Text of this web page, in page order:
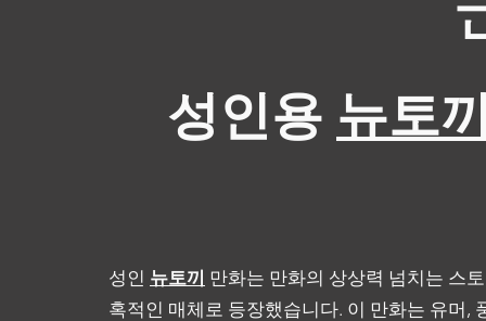
성인용 뉴토
성인 뉴토끼 만화는 만화의 상상력 넘치는 스
혹적인 매체로 등장했습니다. 이 만화는 유머,